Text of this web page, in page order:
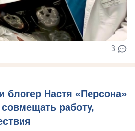
3
Настя «Персона»
совмещать работу,